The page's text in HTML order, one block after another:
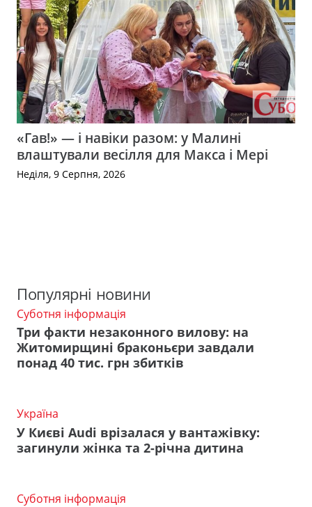
«Гав!» — і навіки разом: у Малині
влаштували весілля для Макса і Мері
Неділя, 9 Серпня, 2026
Популярні новини
Суботня інформація
Три факти незаконного вилову: на
Житомирщині браконьєри завдали
понад 40 тис. грн збитків
Україна
У Києві Audi врізалася у вантажівку:
загинули жінка та 2-річна дитина
Суботня інформація